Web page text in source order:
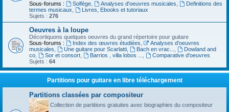
Sous-forums : Solfège, Analyses d'oeuvres musicales
Definitions des
termes musicaux
Livres, Ebooks et tutoriaux
Sujets : 276
Oeuvres à la loupe
Décortiquons quelques oeuvres du grand répertoire pour guitare
Sous-forums :
Index des œuvres étudiées
Analyses d'oeuvres
musicales
Une guitare pour Scarlatti, Bach en vrac...
Dowland and
co
Sor et consort, Barrios , villa lobos ...
Comparative d'oeuvres
Sujets : 64
Partitions pour guitare en libre téléchargement
Partitions classées par compositeur
Collection de partitions gratuites avec biographies du compositeur